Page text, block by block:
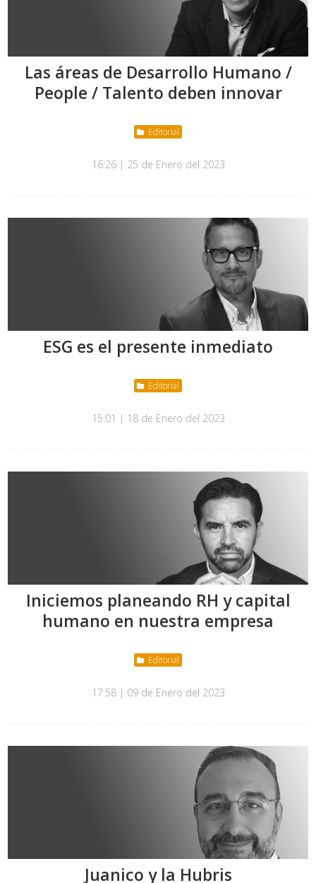
Las áreas de Desarrollo Humano /
People / Talento deben innovar
Editorial
16:26 | 25 de Enero del 2023
ESG es el presente inmediato
Editorial
15:01 | 18 de Enero del 2023
Iniciemos planeando RH y capital
humano en nuestra empresa
Editorial
17:58 | 09 de Enero del 2023
Juanico y la Hubris